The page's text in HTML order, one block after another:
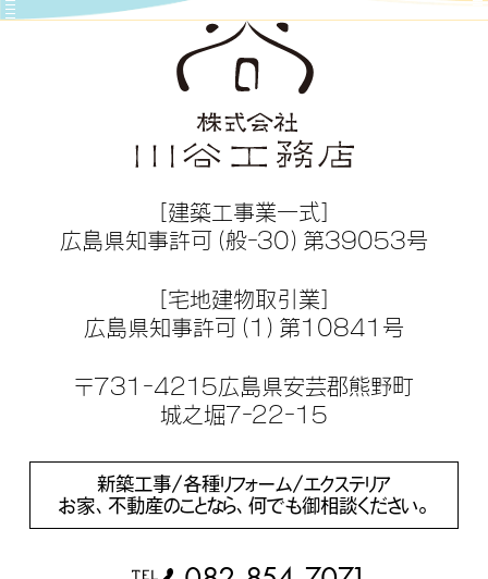
［建築工事業一式］
広島県知事許可（般-30）第39053号
［宅地建物取引業］
広島県知事許可（1）第10841号
〒731-4215広島県安芸郡熊野町
城之堀7-22-15
新築工事/各種リフォーム/エクステリア
お家、不動産のことなら、何でも御相談ください。